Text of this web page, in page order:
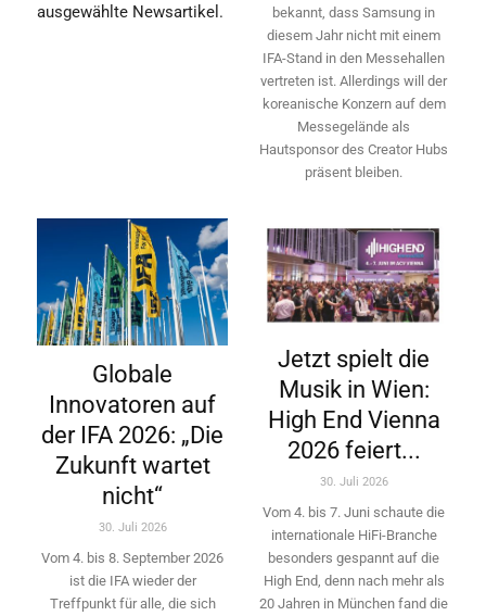
ausgewählte Newsartikel.
bekannt, dass Samsung in
diesem Jahr nicht mit einem
IFA-Stand in den Messehallen
vertreten ist. Allerdings will ­der
koreanische Konzern auf dem
Messegelände als
Hautsponsor des Creator Hubs
präsent bleiben.
Globale
Innovatoren auf
der IFA 2026: „Die
Zukunft wartet
nicht“
30. Juli 2026
Vom 4. bis 8. September 2026
ist die IFA wieder der
Treffpunkt für alle, die sich
Jetzt spielt die
Musik in Wien:
High End Vienna
2026 feiert...
30. Juli 2026
Vom 4. bis 7. Juni schaute die
internationale HiFi-Branche
besonders gespannt auf die
High End, denn nach mehr als
20 Jahren in München fand die